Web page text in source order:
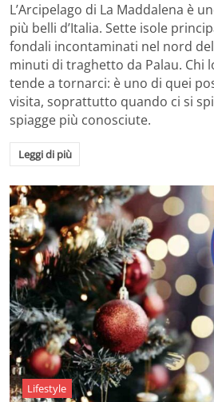
L’Arcipelago di La Maddalena è
più belli d’Italia. Sette isole
fondali incontaminati nel nord
minuti di traghetto da Palau. Chi
tende a tornarci: è uno di quei
visita, soprattutto quando ci si
spiagge più conosciute.
Leggi di più
Lifestyle